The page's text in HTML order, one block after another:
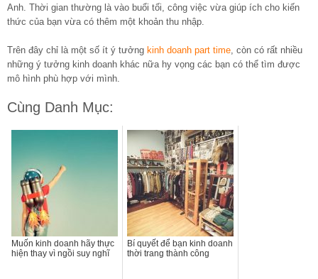
Anh. Thời gian thường là vào buổi tối, công việc vừa giúp ích cho kiến
thức của bạn vừa có thêm một khoản thu nhập.
Trên đây chỉ là một số ít ý tưởng kinh doanh part time, còn có rất nhiều
những ý tưởng kinh doanh khác nữa hy vọng các bạn có thể tìm được
mô hình phù hợp với mình.
Cùng Danh Mục:
Muốn kinh doanh hãy thực
hiện thay vì ngồi suy nghĩ
Bí quyết để bạn kinh doanh
thời trang thành công